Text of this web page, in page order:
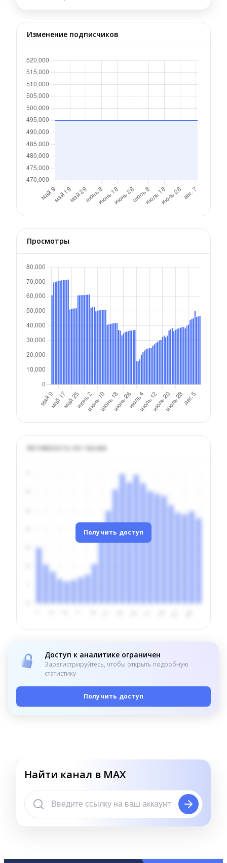
Изменение подписчиков
Просмотры
Активность по часам
Получить доступ
Доступ к аналитике ограничен
Зарегистрируйтесь, чтобы открыть подробную
статистику
Получить доступ
Найти канал в MAX